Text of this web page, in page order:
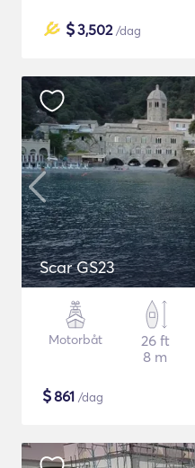
$3,502/dag
Scar GS23
Motorbåt
26 ft
8 m
$861 /dag